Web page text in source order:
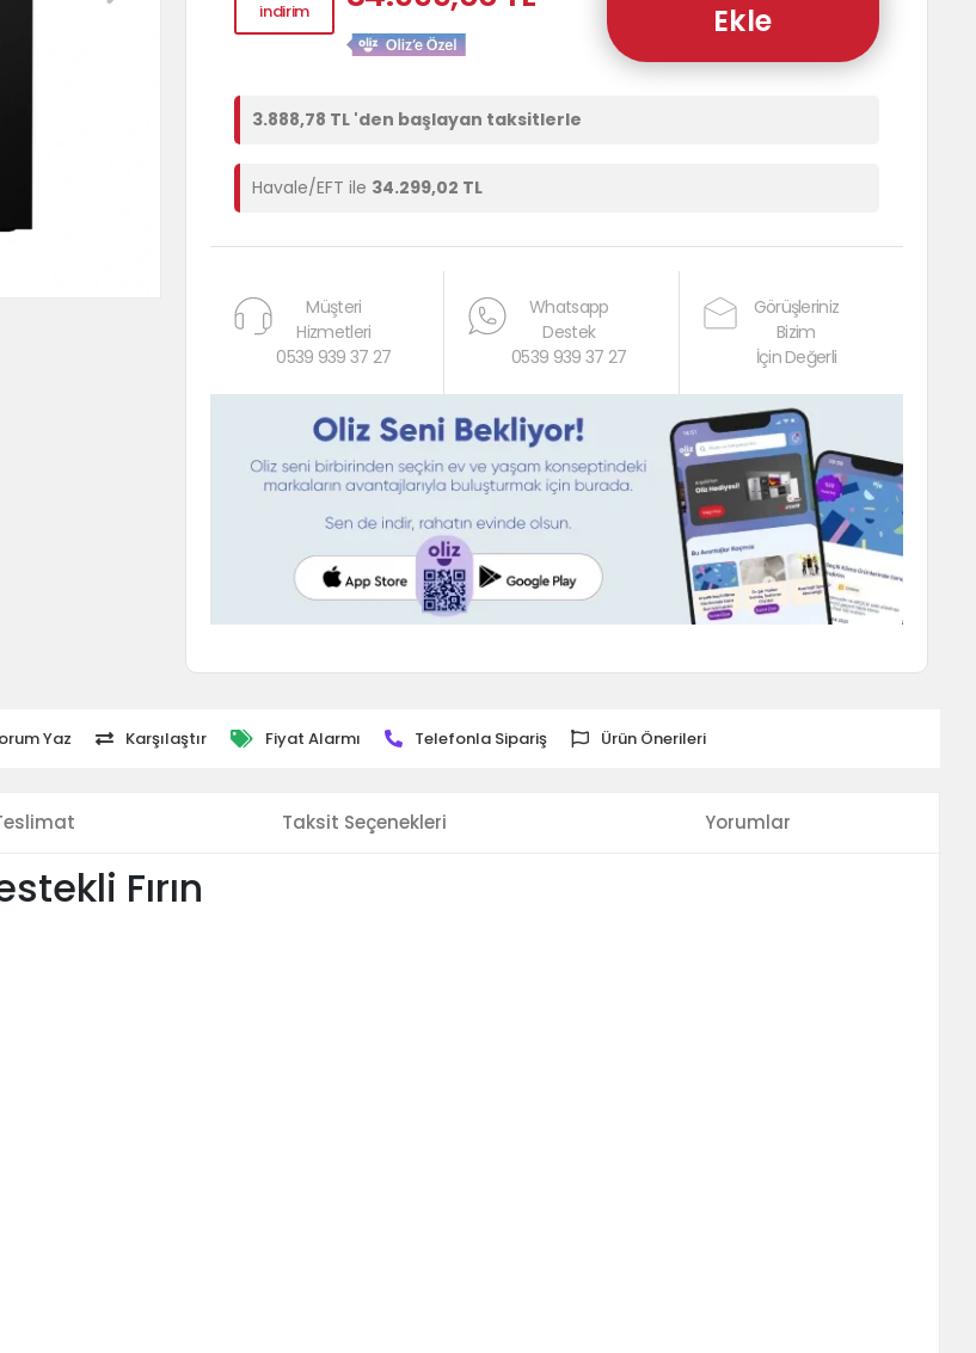
indirim
Ekle
3.888,78 TL 'den başlayan taksitlerle
Havale/EFT ile 34.299,02 TL
Müşteri
Hizmetleri
0539 939 37 27
Whatsapp
Destek
0539 939 37 27
Görüşleriniz
Bizim
İçin Değerli
Yaz Karşılaştır Fiyat Alarmı Telefonla Sipariş Ürün Önerileri
Taksit Seçenekleri Yorumlar
Fırın